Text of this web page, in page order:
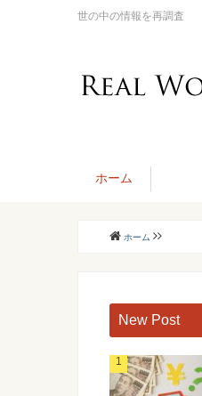
世の中の情報を再調査
ホーム
ホーム
New Post